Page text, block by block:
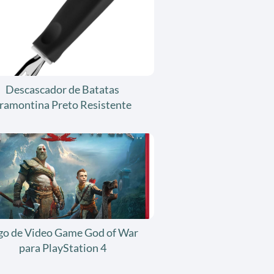
Descascador de Batatas
Preto Resistente
de Video Game God of War
para PlayStation 4